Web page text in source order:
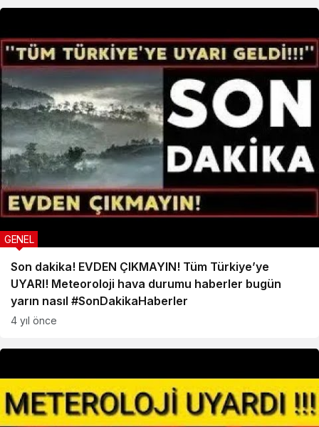
Son dakika! EVDEN ÇIKMAYIN! Tüm Türkiye’ye
UYARI! Meteoroloji hava durumu haberler bugün
yarın nasıl #SonDakikaHaberler
GENEL
4 yıl önce